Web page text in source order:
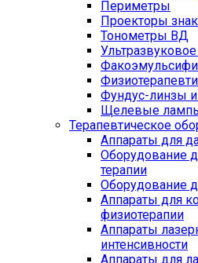
Периметры
Проекторы
Тонометры ВД
Фундус-линзы
Щелевые
Терапевтическое
Аппараты для
Оборудование
терапии
Оборудование
Аппараты для
физиотерапии
Аппараты
интенсивности
Аппараты для